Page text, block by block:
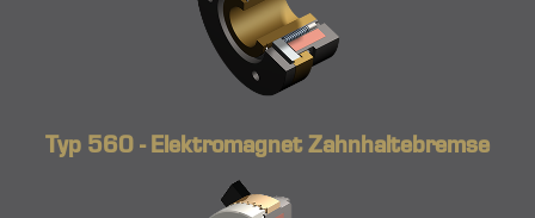
Typ 560 - Elektromagnet Zahnhaltebremse